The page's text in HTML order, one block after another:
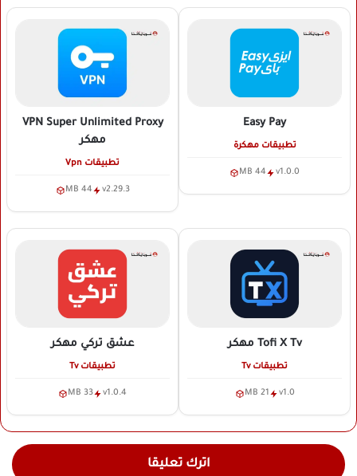
Easy Pay
تطبيقات مهكرة
v1.0.0
44 MB
VPN Super Unlimited Proxy
مهكر
تطبيقات Vpn
v2.29.3
44 MB
Tofi X Tv مهكر
تطبيقات Tv
v1.0
21 MB
عشق تركي مهكر
تطبيقات Tv
v1.0.4
33 MB
اترك تعليقا